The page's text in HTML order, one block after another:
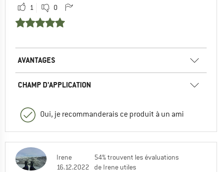
1 0
AVANTAGES
CHAMP D'APPLICATION
Oui, je recommanderais ce produit à un ami
Irene
16.12.2022
54% trouvent les évaluations
de Irene utiles